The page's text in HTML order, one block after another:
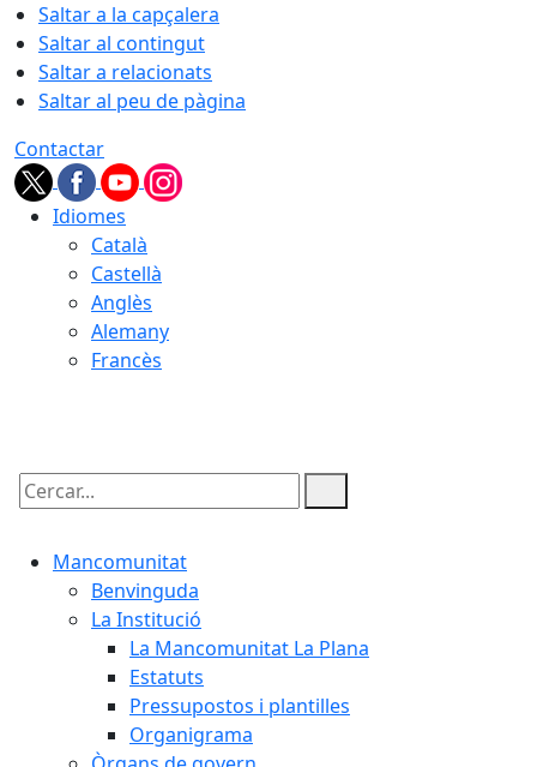
Saltar a la capçalera
Saltar al contingut
Saltar a relacionats
Saltar al peu de pàgina
Contactar
Idiomes
Català
Castellà
Anglès
Alemany
Francès
Cercar:
Mancomunitat
Benvinguda
La Institució
La Mancomunitat La Plana
Estatuts
Pressupostos i plantilles
Organigrama